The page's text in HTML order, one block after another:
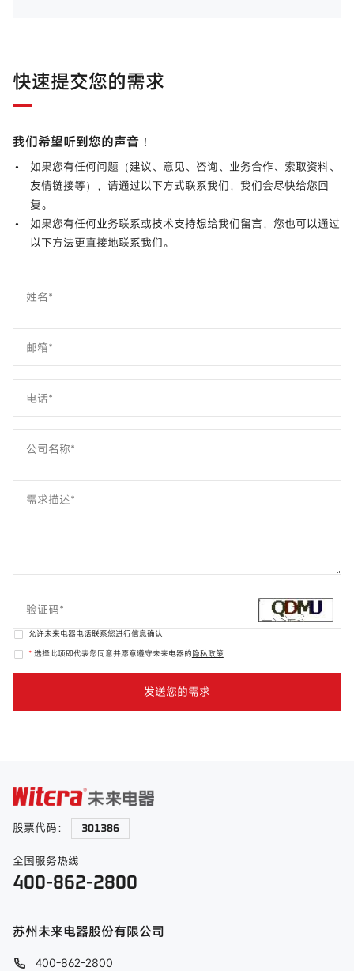
快速提交您的需求
我们希望听到您的声音！
如果您有任何问题（建议、意见、咨询、业务合作、索取资料、
友情链接等），请通过以下方式联系我们，我们会尽快给您回
复。
如果您有任何业务联系或技术支持想给我们留言，您也可以通过
以下方法更直接地联系我们。
允许未来电器电话联系您进行信息确认
* 选择此项即代表您同意并愿意遵守未来电器的隐私政策
发送您的需求
股票代码： 301386
全国服务热线
400-862-2800
苏州未来电器股份有限公司
400-862-2800